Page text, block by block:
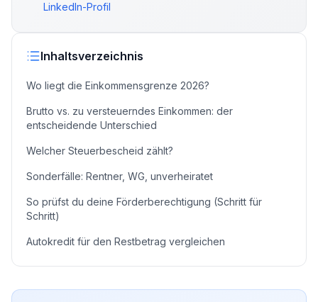
LinkedIn-Profil
Inhaltsverzeichnis
Wo liegt die Einkommensgrenze 2026?
Brutto vs. zu versteuerndes Einkommen: der
entscheidende Unterschied
Welcher Steuerbescheid zählt?
Sonderfälle: Rentner, WG, unverheiratet
So prüfst du deine Förderberechtigung (Schritt für
Schritt)
Autokredit für den Restbetrag vergleichen